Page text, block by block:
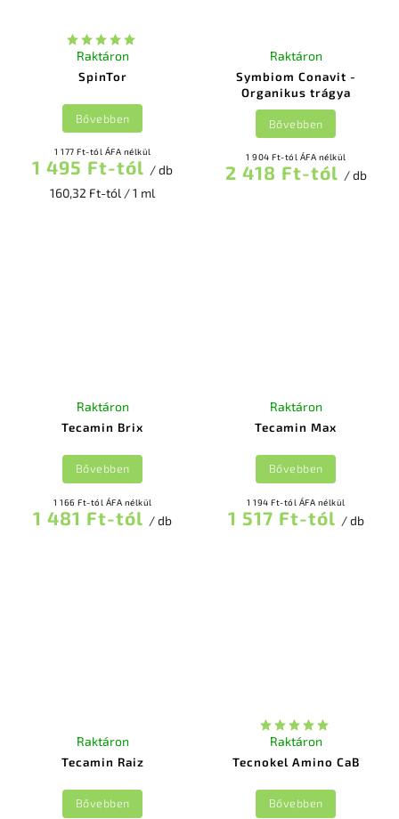
SpinTor
Raktáron
1 177 Ft-tól ÁFA nélkül
1 495 Ft-tól / db
160,32 Ft-tól / 1 ml
Bővebben
Symbiom Conavit -
Organikus trágya
Raktáron
1 904 Ft-tól ÁFA nélkül
2 418 Ft-tól / db
Bővebben
Tecamin Brix
Raktáron
1 166 Ft-tól ÁFA nélkül
1 481 Ft-tól / db
Bővebben
Tecamin Max
Raktáron
1 194 Ft-tól ÁFA nélkül
1 517 Ft-tól / db
Bővebben
Tecamin Raiz
Raktáron
Bővebben
Tecnokel Amino CaB
Raktáron
Bővebben